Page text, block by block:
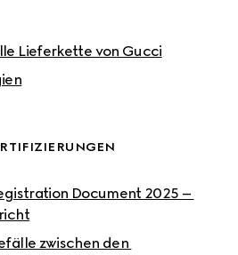
Lieferkette von Gucci
Document 2025 –
zwischen den